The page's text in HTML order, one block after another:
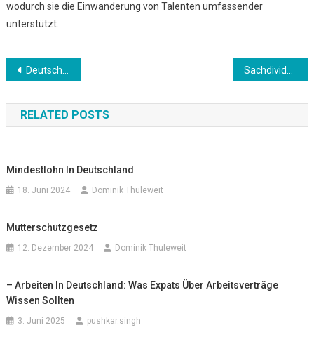
wodurch sie die Einwanderung von Talenten umfassender
unterstützt.
Beitrags-
Navigation
Deutsches Bildungssystem
RELATED POSTS
Mindestlohn In Deutschland
18. Juni 2024 Dominik Thuleweit
Mutterschutzgesetz
12. Dezember 2024 Dominik Thuleweit
– Arbeiten In Deutschland: Was Expats Über Arbeitsverträge
Wissen Sollten
3. Juni 2025 pushkar.singh